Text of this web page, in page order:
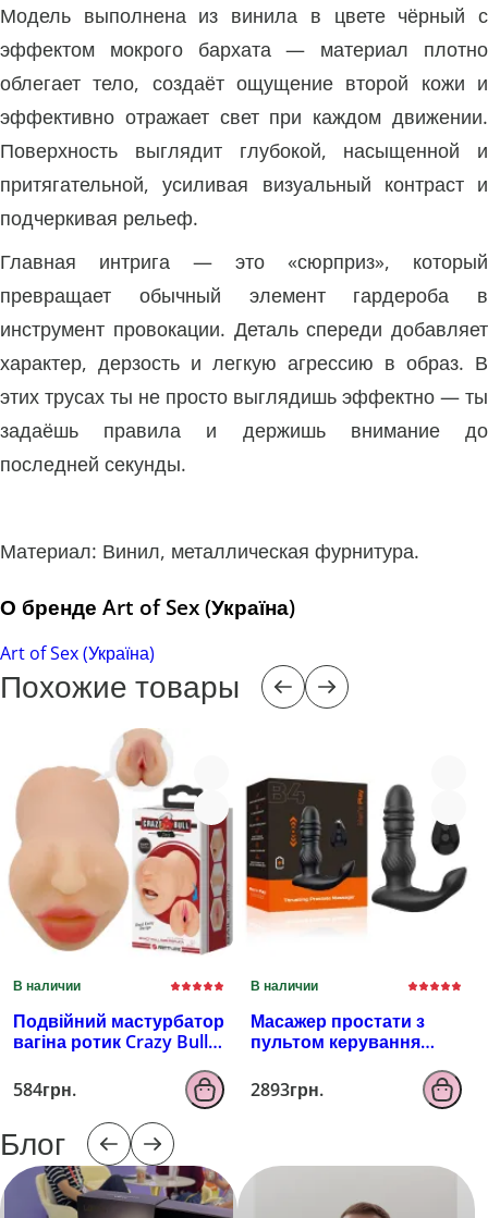
Модель выполнена из винила в цвете чёрный с
эффектом мокрого бархата — материал плотно
облегает тело, создаёт ощущение второй кожи и
эффективно отражает свет при каждом движении.
Поверхность выглядит глубокой, насыщенной и
притягательной, усиливая визуальный контраст и
подчеркивая рельеф.
Главная интрига — это «сюрприз», который
превращает обычный элемент гардероба в
инструмент провокации. Деталь спереди добавляет
характер, дерзость и легкую агрессию в образ. В
этих трусах ты не просто выглядишь эффектно — ты
задаёшь правила и держишь внимание до
последней секунды.
Материал: Винил, металлическая фурнитура.
О бренде Art of Sex (Україна)
Art of Sex (Україна)
Похожие товары
В наличии
Подвійний мастурбатор
вагіна ротик Crazy Bull
584грн.
В наличии
Масажер простати з
пультом керування
B4
2893грн.
Блог